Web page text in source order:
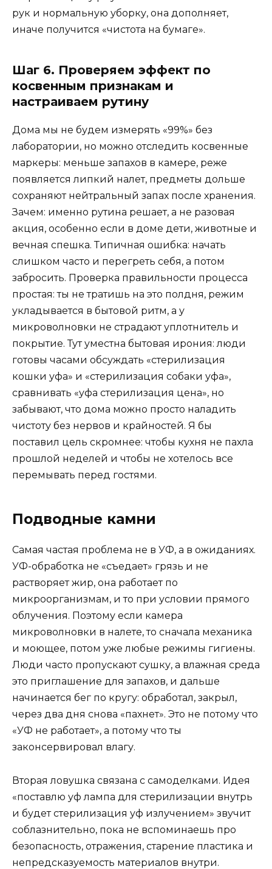
рук и нормальную уборку, она дополняет,
иначе получится «чистота на бумаге».
Шаг 6. Проверяем эффект по
косвенным признакам и
настраиваем рутину
Дома мы не будем измерять «99%» без
лаборатории, но можно отследить косвенные
маркеры: меньше запахов в камере, реже
появляется липкий налет, предметы дольше
сохраняют нейтральный запах после хранения.
Зачем: именно рутина решает, а не разовая
акция, особенно если в доме дети, животные и
вечная спешка. Типичная ошибка: начать
слишком часто и перегреть себя, а потом
забросить. Проверка правильности процесса
простая: ты не тратишь на это полдня, режим
укладывается в бытовой ритм, а у
микроволновки не страдают уплотнитель и
покрытие. Тут уместна бытовая ирония: люди
готовы часами обсуждать «стерилизация
кошки уфа» и «стерилизация собаки уфа»,
сравнивать «уфа стерилизация цена», но
забывают, что дома можно просто наладить
чистоту без нервов и крайностей. Я бы
поставил цель скромнее: чтобы кухня не пахла
прошлой неделей и чтобы не хотелось все
перемывать перед гостями.
Подводные камни
Самая частая проблема не в УФ, а в ожиданиях.
УФ-обработка не «съедает» грязь и не
растворяет жир, она работает по
микроорганизмам, и то при условии прямого
облучения. Поэтому если камера
микроволновки в налете, то сначала механика
и моющее, потом уже любые режимы гигиены.
Люди часто пропускают сушку, а влажная среда
это приглашение для запахов, и дальше
начинается бег по кругу: обработал, закрыл,
через два дня снова «пахнет». Это не потому что
«УФ не работает», а потому что ты
законсервировал влагу.
Вторая ловушка связана с самоделками. Идея
«поставлю уф лампа для стерилизации внутрь
и будет стерилизация уф излучением» звучит
соблазнительно, пока не вспоминаешь про
безопасность, отражения, старение пластика и
непредсказуемость материалов внутри.